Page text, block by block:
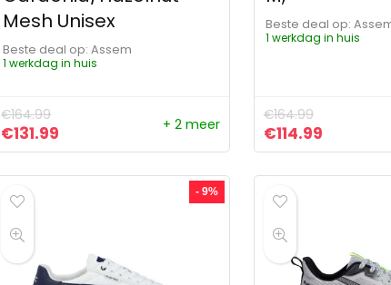
Mesh Unisex
Beste deal op:
Assem
1 werkdag in huis
€164.99
Oorspronkelijke prijs was: €164.99.
€131.99 Huidige prijs is: €131.99.
+ 2 meer
Beste deal op:
1 werkdag in huis
€164.99
€114.99Huidige
- 9%